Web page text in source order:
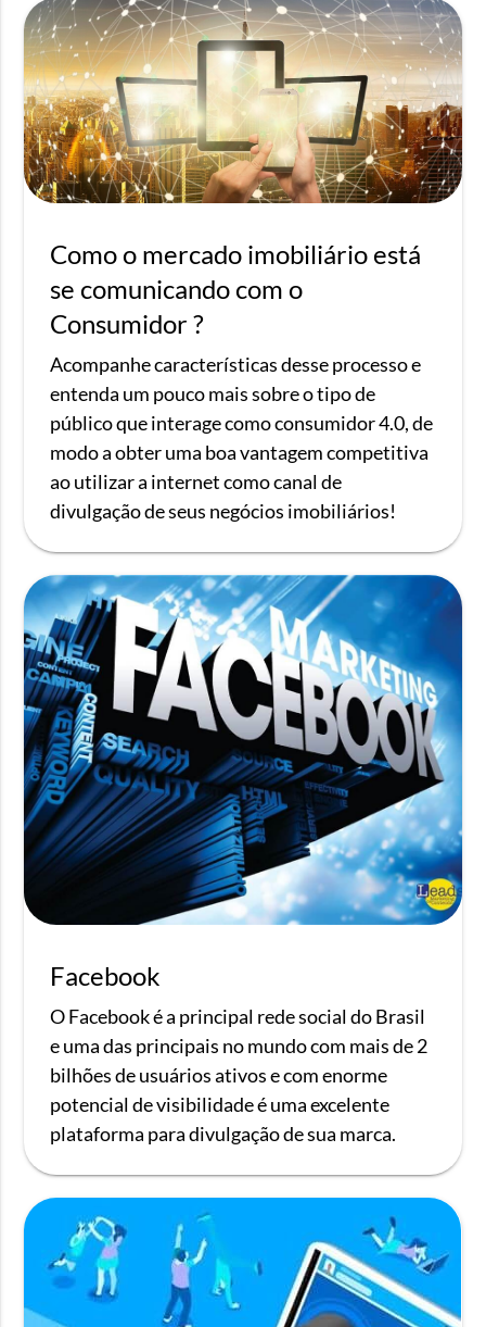
Como o mercado imobiliário está
se comunicando com o
Consumidor ?
Acompanhe características desse processo e
entenda um pouco mais sobre o tipo de
público que interage como consumidor 4.0, de
modo a obter uma boa vantagem competitiva
ao utilizar a internet como canal de
divulgação de seus negócios imobiliários!
Facebook
O Facebook é a principal rede social do Brasil
e uma das principais no mundo com mais de 2
bilhões de usuários ativos e com enorme
potencial de visibilidade é uma excelente
plataforma para divulgação de sua marca.